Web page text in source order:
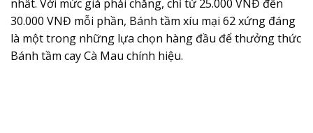
nhất. Với mức giá phải chăng, chỉ từ 25.000 VNĐ đến
30.000 VNĐ mỗi phần, Bánh tầm xíu mại 62 xứng đáng
là một trong những lựa chọn hàng đầu để thưởng thức
Bánh tầm cay Cà Mau chính hiệu.